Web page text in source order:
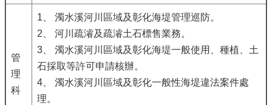
管
理
科
1、 濁水溪河川區域及彰化海堤管理巡防。
2、 河川疏濬及疏濬土石標售業務。
3、 濁水溪河川區域及彰化海堤一般使用、種植、土
石採取等許可申請核辦。
4、 濁水溪河川區域及彰化一般性海堤違法案件處
理。